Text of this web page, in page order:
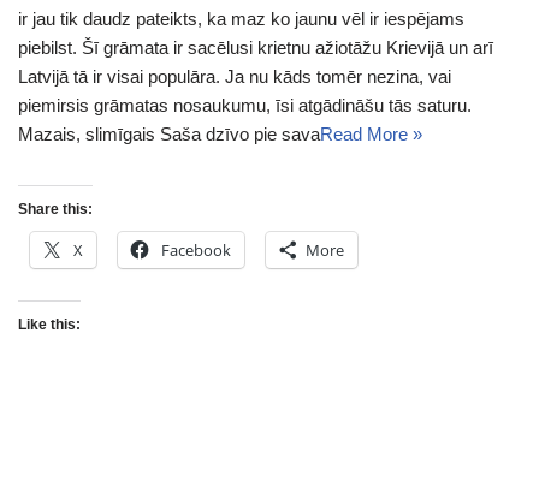
ir jau tik daudz pateikts, ka maz ko jaunu vēl ir iespējams
piebilst. Šī grāmata ir sacēlusi krietnu ažiotāžu Krievijā un arī
Latvijā tā ir visai populāra. Ja nu kāds tomēr nezina, vai
piemirsis grāmatas nosaukumu, īsi atgādināšu tās saturu.
Mazais, slimīgais Saša dzīvo pie savaRead More »
Share this:
X Facebook More
Like this: